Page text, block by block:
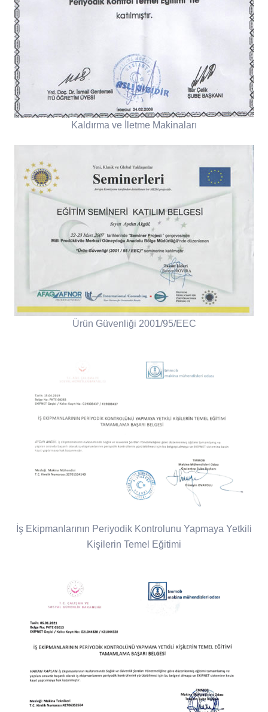
Kaldırma ve İletme Makinaları
Ürün Güvenliği 2001/95/EEC
İş Ekipmanlarının Periyodik Kontrolunu Yapmaya Yetkili
Kişilerin Temel Eğitimi